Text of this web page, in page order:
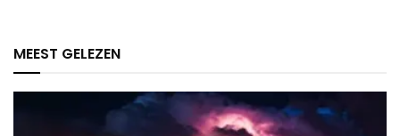
MEEST GELEZEN